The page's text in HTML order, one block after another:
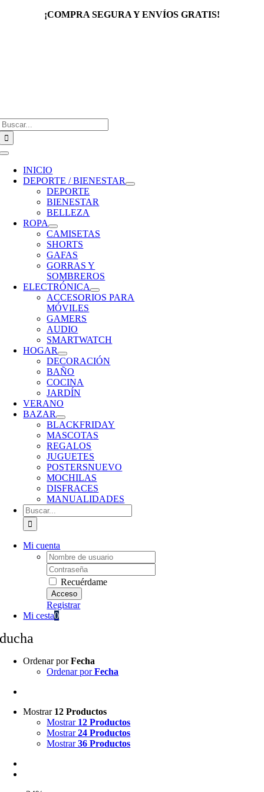
¡COMPRA SEGURA Y ENVÍOS GRATIS!
Toggle
Navigation
INICIO
DEPORTE / BIENESTAR
DEPORTE
BIENESTAR
BELLEZA
ROPA
CAMISETAS
SHORTS
GAFAS
GORRAS Y
SOMBREROS
ELECTRÓNICA
ACCESORIOS PARA
MÓVILES
GAMERS
AUDIO
SMARTWATCH
HOGAR
DECORACIÓN
BAÑO
COCINA
JARDÍN
VERANO
BAZAR
BLACKFRIDAY
MASCOTAS
REGALOS
JUGUETES
POSTERSNUEVO
MOCHILAS
DISFRACES
MANUALIDADES
Buscar:
Mi cuenta
Username:
Password:
Recuérdame
Registrar
Mi cesta0
ducha
Ordenar porFecha
Ordenar porFecha
Mostrar 12 Productos
Mostrar 12 Productos
Mostrar24 Productos
Mostrar36 Productos